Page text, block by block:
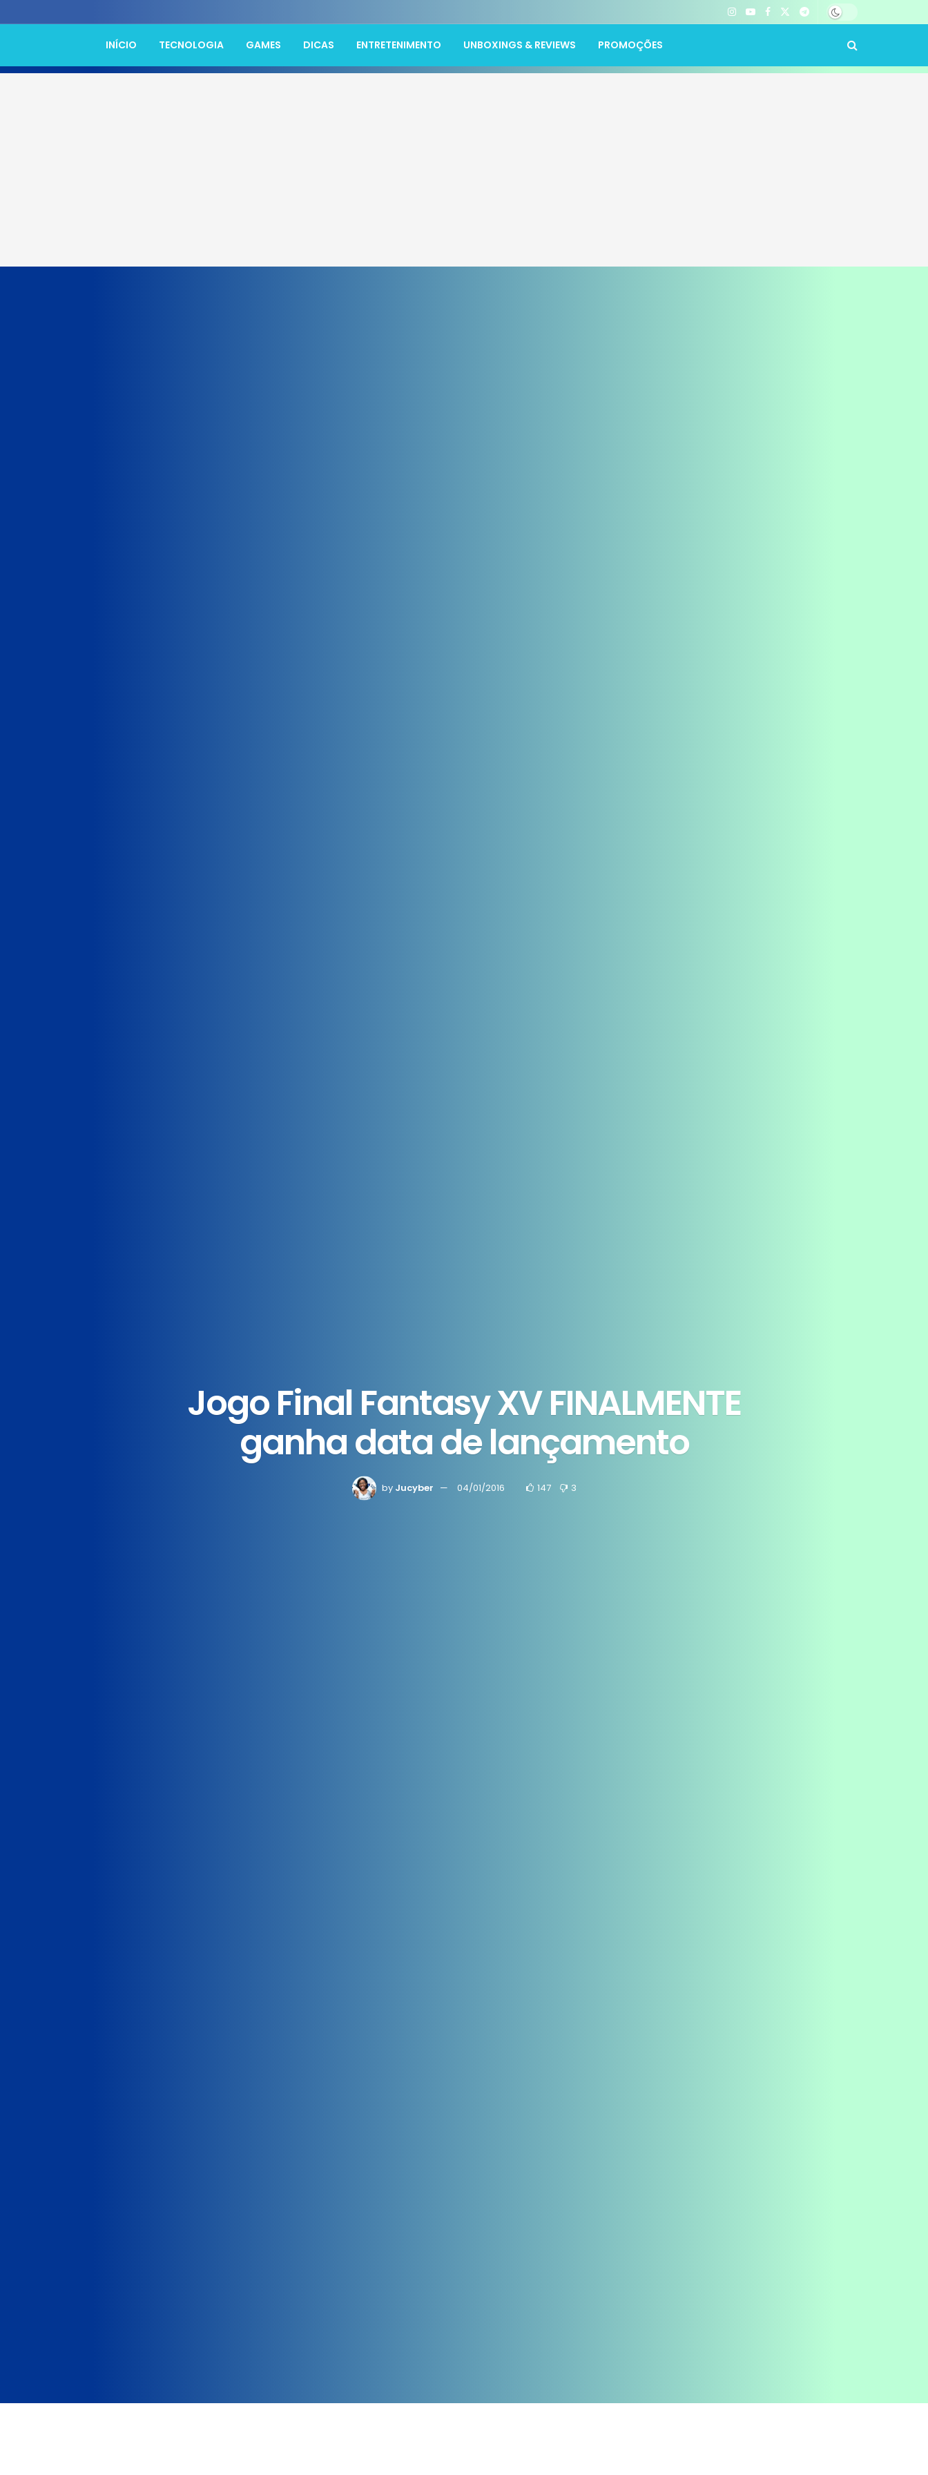
INÍCIO TECNOLOGIA GAMES DICAS ENTRETENIMENTO UNBOXINGS & REVIEWS PROMOÇÕES
Jogo Final Fantasy XV FINALMENTE
ganha data de lançamento
by Jucyber 04/01/2016 147 3